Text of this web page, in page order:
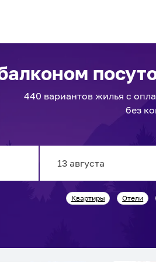
440 вариантов жилья с
без
forwardКвартиры Отели